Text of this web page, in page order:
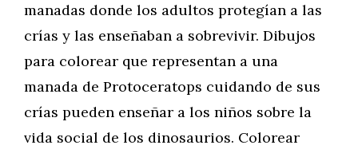
manadas donde los adultos protegían a las
crías y las enseñaban a sobrevivir. Dibujos
para colorear que representan a una
manada de Protoceratops cuidando de sus
crías pueden enseñar a los niños sobre la
vida social de los dinosaurios. Colorear